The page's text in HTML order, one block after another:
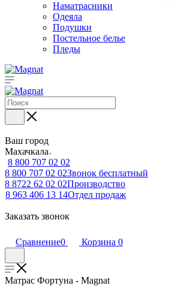
Наматрасники
Одеяла
Подушки
Постельное белье
Пледы
Ваш город
Махачкала
8 800 707 02 02
8 800 707 02 02Звонок бесплатный
8 8722 62 02 02Производство
8 963 406 13 14Отдел продаж
Заказать звонок
Сравнение0 Корзина 0
Матрас Фортуна - Magnat